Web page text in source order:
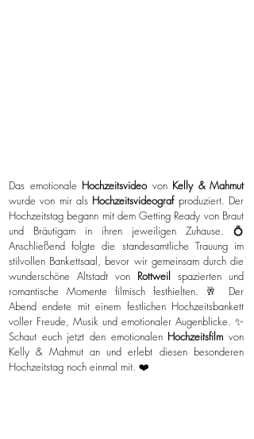
Das emotionale Hochzeitsvideovon Kelly & Mahmut
wurde von mir als Hochzeitsvideograf produziert. Der
Hochzeitstag begann mit dem Getting Ready von Braut
und Bräutigam in ihren jeweiligen Zuhause. 💍
Anschließend folgte die standesamtliche Trauung im
stilvollen Bankettsaal, bevor wir gemeinsam durch die
wunderschöne Altstadt von Rottweil spazierten und
romantische Momente filmisch festhielten. 🥂 Der
Abend endete mit einem festlichen Hochzeitsbankett
voller Freude, Musik und emotionaler Augenblicke. ✨
Schaut euch jetzt den emotionalen Hochzeitsfilmvon
Kelly & Mahmut an und erlebt diesen besonderen
Hochzeitstag noch einmal mit. ❤️